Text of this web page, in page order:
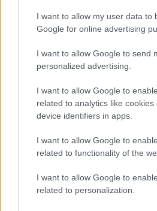
I want to allow my user data to
Google for online advertising
I want to allow Google to send
personalized advertising.
I want to allow Google to
related to analytics like cookies
device identifiers in apps.
I want to allow Google to
related to functionality of the
I want to allow Google to
related to personalization.
Életmód
elkészítéséhez